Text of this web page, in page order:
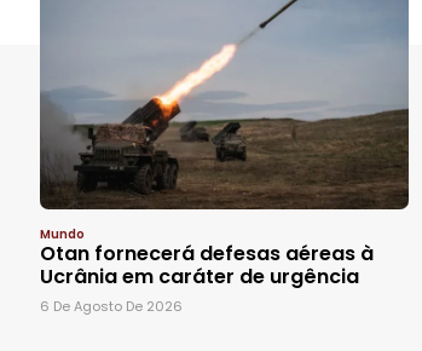
Mundo
Otan fornecerá defesas aéreas à
Ucrânia em caráter de urgência
6 De Agosto De 2026